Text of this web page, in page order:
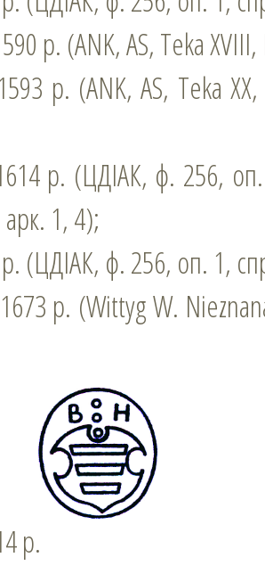
р. (ANK, AS, Teka
р. (ANK, AS, Teka
р. (ЦДІАК, ф. 256,
1, 4);
(ЦДІАК, ф. 256, оп. 1,
p. (Wittyg W.
р.